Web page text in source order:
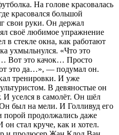
На голове красовалась
красовался большой
свои руки. Он держал
своё любимое упражнение
в стекле окна, как работают
ухмыльнулся. «Что это
Вот это качок… Просто
это да…», — подумал он.
тренировки. И уже
В девяностые он
И уселся в самолёт. Он шёл
был на мели. И Голливуд его
порой продолжались даже
стал круче, как и хотел.